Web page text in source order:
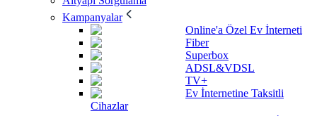
Kampanyalar
Online'a Özel Ev İnterneti
Fiber
Superbox
ADSL&VDSL
TV+
Ev İnternetine Taksitli
Cihazlar